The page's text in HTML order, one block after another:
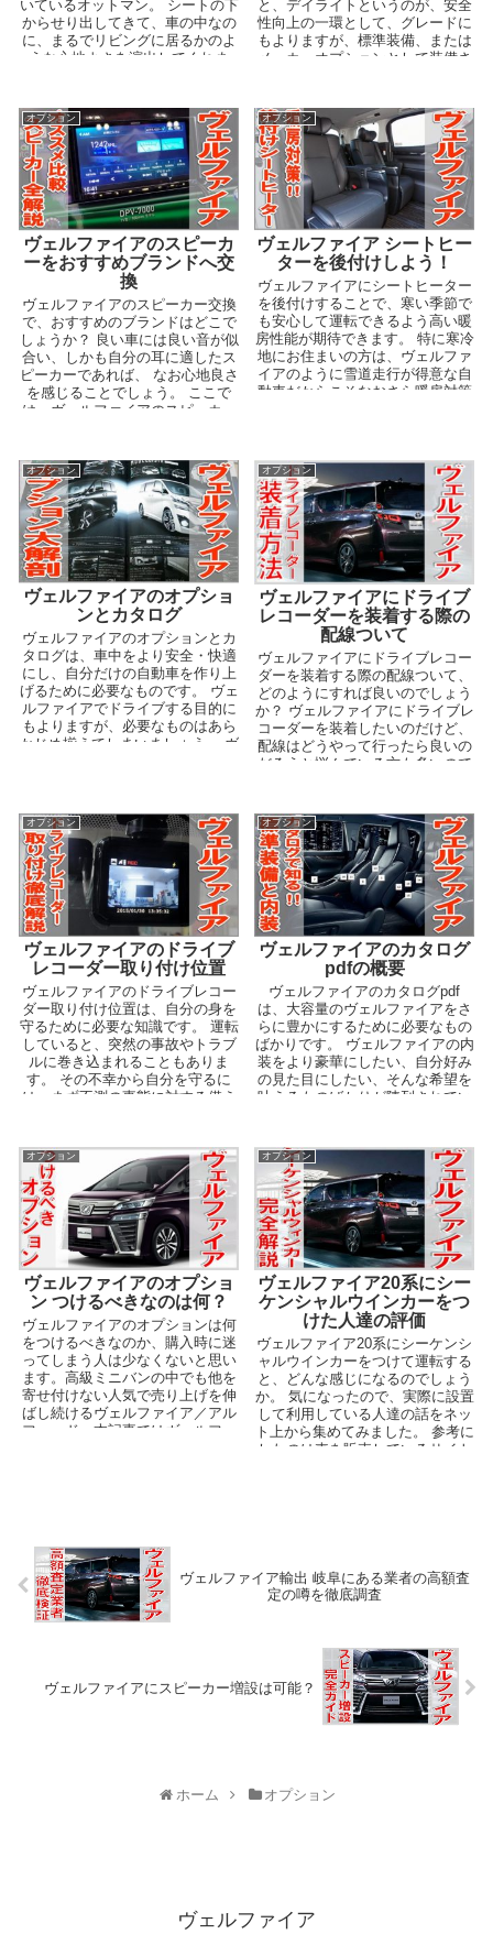
いているオットマン。 シートの下
からせり出してきて、車の中なの
に、まるでリビングに居るかのよ
うな心地よさを演出してくれま
と、デイライトというのが、安全
性向上の一環として、グレードに
もよりますが、標準装備、または
メーカーオプションとして装備さ
オプション
ヴェルファイアのスピーカ
ーをおすすめブランドへ交
換
ヴェルファイアのスピーカー交換
で、おすすめのブランドはどこで
しょうか？ 良い車には良い音が似
合い、しかも自分の耳に適したス
ピーカーであれば、 なお心地良さ
を感じることでしょう。 ここで
は、ヴェルファイアのスピーカー
オプション
ヴェルファイア シートヒー
ターを後付けしよう！
ヴェルファイアにシートヒーター
を後付けすることで、寒い季節で
も安心して運転できるよう高い暖
房性能が期待できます。 特に寒冷
地にお住まいの方は、ヴェルファ
イアのように雪道走行が得意な自
動車だからこそなおさら暖房対策
オプション
ヴェルファイアのオプショ
ンとカタログ
ヴェルファイアのオプションとカ
タログは、車中をより安全・快適
にし、自分だけの自動車を作り上
げるために必要なものです。 ヴェ
ルファイアでドライブする目的に
もよりますが、必要なものはあら
かじめ揃えてしまいましょう。 ヴ
オプション
ヴェルファイアにドライブ
レコーダーを装着する際の
配線ついて
ヴェルファイアにドライブレコー
ダーを装着する際の配線ついて、
どのようにすれば良いのでしょう
か？ ヴェルファイアにドライブレ
コーダーを装着したいのだけど、
配線はどうやって行ったら良いの
だろうと悩んでいる方も多いので
オプション
ヴェルファイアのドライブ
レコーダー取り付け位置
ヴェルファイアのドライブレコー
ダー取り付け位置は、自分の身を
守るために必要な知識です。 運転
していると、突然の事故やトラブ
ルに巻き込まれることもありま
す。 その不幸から自分を守るに
は、まず不測の事態に対する備え
オプション
ヴェルファイアのカタログ
pdfの概要
ヴェルファイアのカタログpdf
は、大容量のヴェルファイアをさ
らに豊かにするために必要なもの
ばかりです。 ヴェルファイアの内
装をより豪華にしたい、自分好み
の見た目にしたい、そんな希望を
叶えるものばかりが陳列されてい
オプション
ヴェルファイアのオプショ
ン つけるべきなのは何？
ヴェルファイアのオプションは何
をつけるべきなのか、購入時に迷
ってしまう人は少なくないと思い
ます。高級ミニバンの中でも他を
寄せ付けない人気で売り上げを伸
ばし続けるヴェルファイア／アル
ファード。本記事ではヴェルファ
オプション
ヴェルファイア20系にシー
ケンシャルウインカーをつ
けた人達の評価
ヴェルファイア20系にシーケンシ
ャルウインカーをつけて運転する
と、どんな感じになるのでしょう
か。 気になったので、実際に設置
して利用している人達の話をネッ
ト上から集めてみました。 参考に
したのは車を販売しているサイト
ヴェルファイア輸出 岐阜にある業者の高額査
定の噂を徹底調査
ヴェルファイアにスピーカー増設は可能？
ホーム オプション
ヴェルファイア